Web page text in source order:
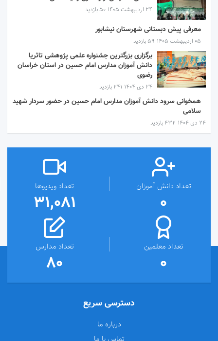
۲۴ اردیبهشت ۱۴۰۵ 50 بازدید
معرفی پیش دبستانی شهرستان نیشابور
۰۵ اردیبهشت ۱۴۰۵ 59 بازدید
برگزاری بزرگترین جشنواره علمی پژوهشی تاثریا
دانش آموزان مدارس امام حسین در استان خراسان
رضوی
۲۴ دی ۱۴۰۴ 241 بازدید
همخوانی سرود دانش آموزان مدارس امام حسین در حضور سردار شهید
سلامی
۲۴ دی ۱۴۰۴ 432 بازدید
تعداد دانش آموزان
0
تعداد ویدیوها
31,081
تعداد معلمین
0
تعداد مدارس
80
دسترسی سریع
درباره ما